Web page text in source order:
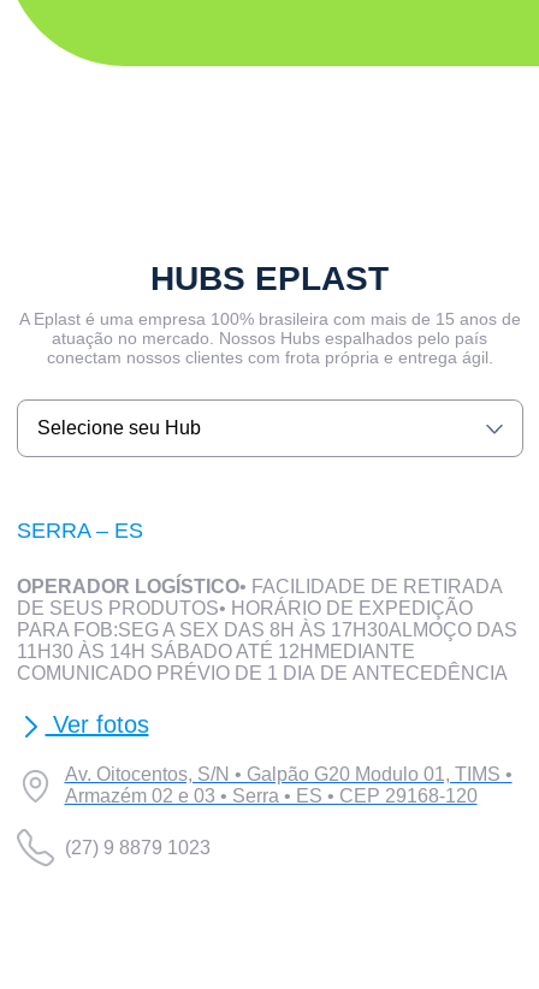
HUBS EPLAST
A Eplast é uma empresa 100% brasileira com mais de 15 anos de
atuação no mercado. Nossos Hubs espalhados pelo país
conectam nossos clientes com frota própria e entrega ágil.
SERRA – ES
OPERADOR LOGÍSTICO• FACILIDADE DE RETIRADA
DE SEUS PRODUTOS• HORÁRIO DE EXPEDIÇÃO
PARA FOB:SEG A SEX DAS 8H ÀS 17H30ALMOÇO DAS
11H30 ÀS 14H SÁBADO ATÉ 12HMEDIANTE
COMUNICADO PRÉVIO DE 1 DIA DE ANTECEDÊNCIA
Ver fotos
Av. Oitocentos, S/N • Galpão G20 Modulo 01, TIMS •
Armazém 02 e 03 • Serra • ES • CEP 29168-120
(27) 9 8879 1023